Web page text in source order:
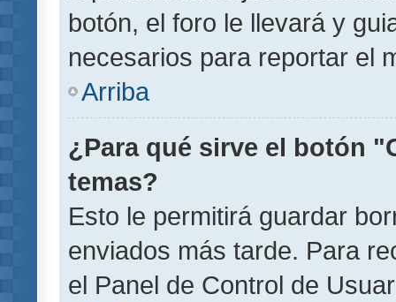
botón, el foro le llevará y
necesarios para reportar el
Arriba
¿Para qué sirve el botón
temas?
Esto le permitirá guardar
enviados más tarde. Para
el Panel de Control de